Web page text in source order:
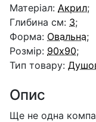
Матеріал: Акрил;
Глибина см: 3;
Форма: Овальна;
Розмір: 90x90;
Тип товару:
Опис
Ще не одна